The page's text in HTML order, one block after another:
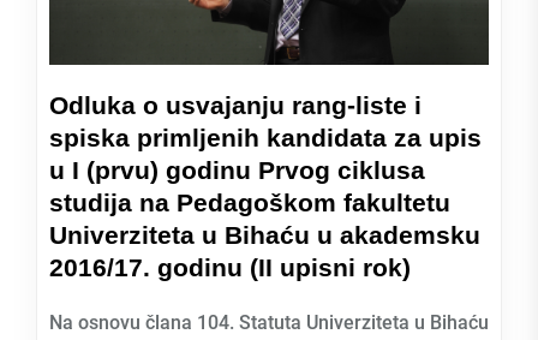
Odluka o usvajanju rang-liste i
spiska primljenih kandidata za upis
u I (prvu) godinu Prvog ciklusa
studija na Pedagoškom fakultetu
Univerziteta u Bihaću u akademsku
2016/17. godinu (II upisni rok)
Na osnovu člana 104. Statuta Univerziteta u Bihaću